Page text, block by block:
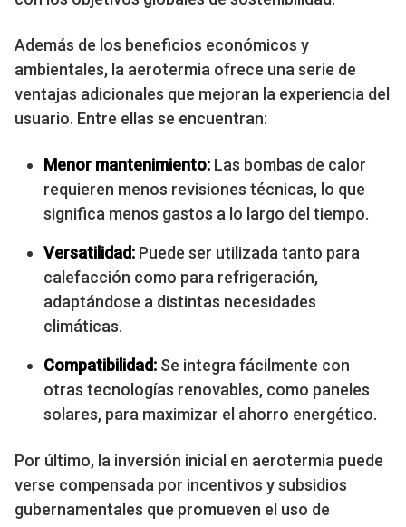
Además de los beneficios económicos y
ambientales, la aerotermia ofrece una serie de
ventajas adicionales que mejoran la experiencia del
usuario. Entre ellas se encuentran:
Menor mantenimiento: Las bombas de calor
requieren menos revisiones técnicas, lo que
significa menos gastos a lo largo del tiempo.
Versatilidad: Puede ser utilizada tanto para
calefacción como para refrigeración,
adaptándose a distintas necesidades
climáticas.
Compatibilidad: Se integra fácilmente con
otras tecnologías renovables, como paneles
solares, para maximizar el ahorro energético.
Por último, la inversión inicial en aerotermia puede
verse compensada por incentivos y subsidios
gubernamentales que promueven el uso de